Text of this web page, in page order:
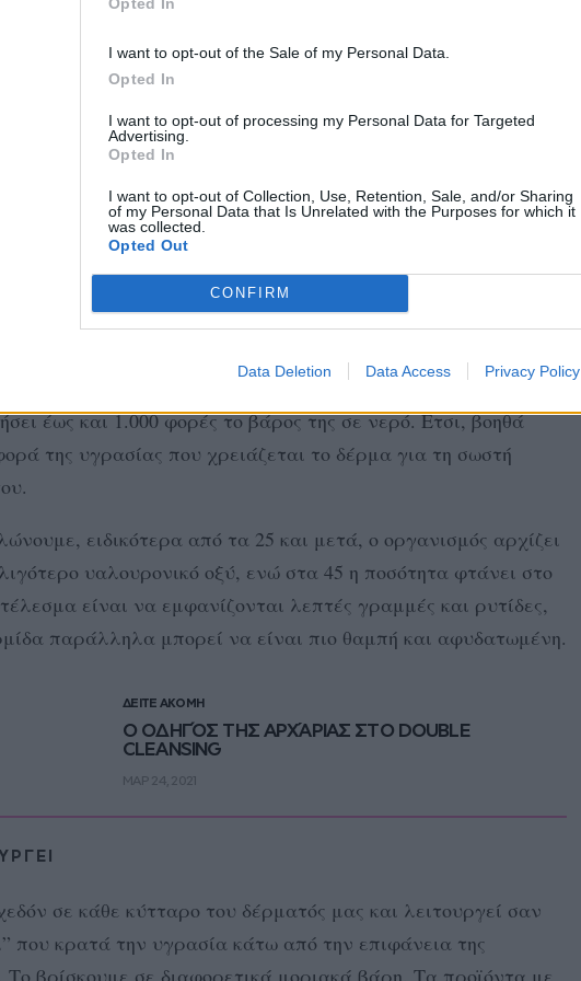
I want to opt-out of the Sale of my Personal Data.
Opted In
I want to opt-out of processing my Personal Data for Targeted
Advertising.
Opted In
I want to opt-out of Collection, Use, Retention, Sale, and/or Sharing
of my Personal Data that Is Unrelated with the Purposes for which it
was collected.
Opted Out
CONFIRM
Data Deletion Data Access Privacy Policy
ειδικούς, μια μόνο σταγόνα υαλουρονικού οξέος μπορεί
έως και 1.000 φορές το βάρος της σε νερό. Ετσι, βοηθά
της υγρασίας που χρειάζεται το δέρμα για τη σωστή
ειδικότερα από τα 25 και μετά, ο οργανισμός αρχίζει
υαλουρονικό οξύ, ενώ στα 45 η ποσότητα φτάνει στο
είναι να εμφανίζονται λεπτές γραμμές και ρυτίδες,
παράλληλα μπορεί να είναι πιο θαμπή και αφυδατωμένη.
ΔΕΙΤΕ ΑΚΟΜΗ
Ο ΟΔΗΓΌΣ ΤΗΣ ΑΡΧΆΡΙΑΣ ΣΤΟ DOUBLE
CLEANSING
ΜΑΡ 24, 2021
σε κάθε κύτταρο του δέρματός μας και λειτουργεί σαν
που κρατά την υγρασία κάτω από την επιφάνεια της
Το βρίσκουμε σε διαφορετικά μοριακά βάρη. Τα προϊόντα με